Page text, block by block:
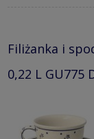
Filiżanka i
0,22 L GU775